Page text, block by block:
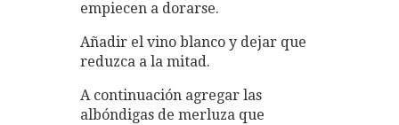
empiecen a dorarse.
Añadir el vino blanco y dejar que
reduzca a la mitad.
A continuación agregar las
albóndigas de merluza que